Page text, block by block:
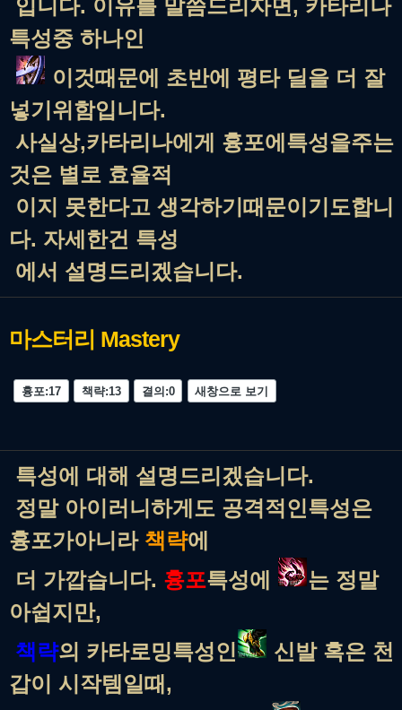
입니다. 이유를 말씀드리자면, 카타리나
특성중 하나인
이것때문에 초반에 평타 딜을 더 잘
넣기위함입니다.
사실상,카타리나에게 흉포에특성을주는
것은 별로 효율적
이지 못한다고 생각하기때문이기도합니
다. 자세한건 특성
에서 설명드리겠습니다.
마스터리 Mastery
흉포:17 책략:13 결의:0 새창으로 보기
특성에 대해 설명드리겠습니다.
정말 아이러니하게도 공격적인특성은
흉포가아니라 책략에
더 가깝습니다. 흉포특성에
는 정말
아쉽지만,
책략의 카타로밍특성인
신발 혹은 천
갑이 시작템일때,